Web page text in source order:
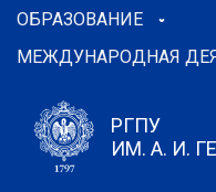
ОБРАЗОВАНИЕ
МЕЖДУНАРОДНАЯ
РГПУ
ИМ. А. И.